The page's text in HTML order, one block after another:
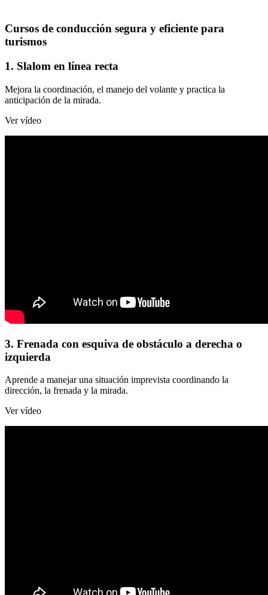
Cursos de conducción segura y eficiente para
turismos
1. Slalom en línea recta
Mejora la coordinación, el manejo del volante y practica la
anticipación de la mirada.
Ver vídeo
3. Frenada con esquiva de obstáculo a derecha o
izquierda
Aprende a manejar una situación imprevista coordinando la
dirección, la frenada y la mirada.
Ver vídeo